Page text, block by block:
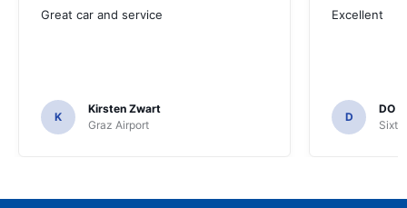
Great car and service
K
Kirsten Zwart
Graz Airport
Excellent
D
DO
Sixt